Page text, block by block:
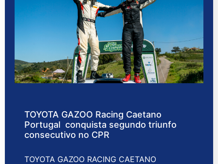
TOYOTA GAZOO Racing Caetano
Portugal conquista segundo triunfo
consecutivo no CPR
TOYOTA GAZOO RACING CAETANO